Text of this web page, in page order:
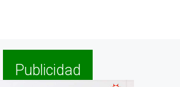
Publicidad